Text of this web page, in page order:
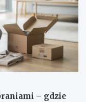
– gdzie